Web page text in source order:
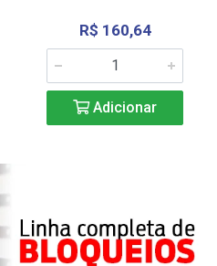
R$ 160,64
Adicionar